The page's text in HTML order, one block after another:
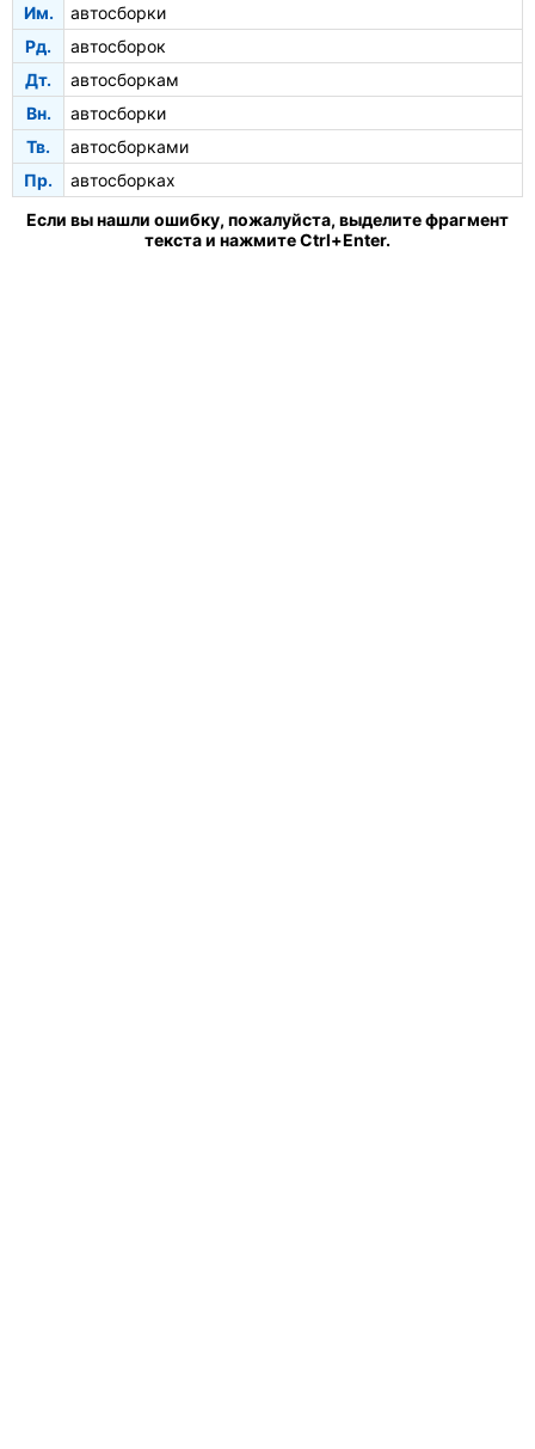
Им.
автосборки
Рд.
автосборок
Дт.
автосборкам
Вн.
автосборки
Тв.
автосборками
Пр.
автосборках
Если вы нашли ошибку, пожалуйста, выделите фрагмент
текста и нажмите Ctrl+Enter.